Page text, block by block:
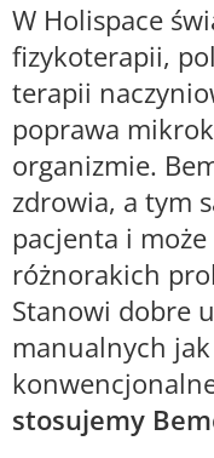
W Holispace
fizykoterapii,
terapii
poprawa
organizmie.
zdrowia, a tym
pacjenta i
różnorakich
Stanowi dobre
manualnych
stosujemy